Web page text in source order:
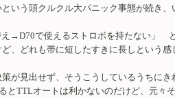
いう頭クルクル大パニック事態が続き
→D70で使えるストロボを持たない」
、どれも帯に短したすきに長しという
が見出せず、そうこうしているうちに
とTTLオートは利かないのだけど、元